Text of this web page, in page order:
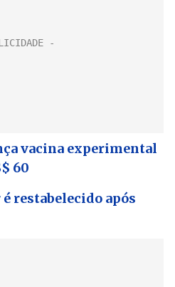
vacina experimental
60
restabelecido após